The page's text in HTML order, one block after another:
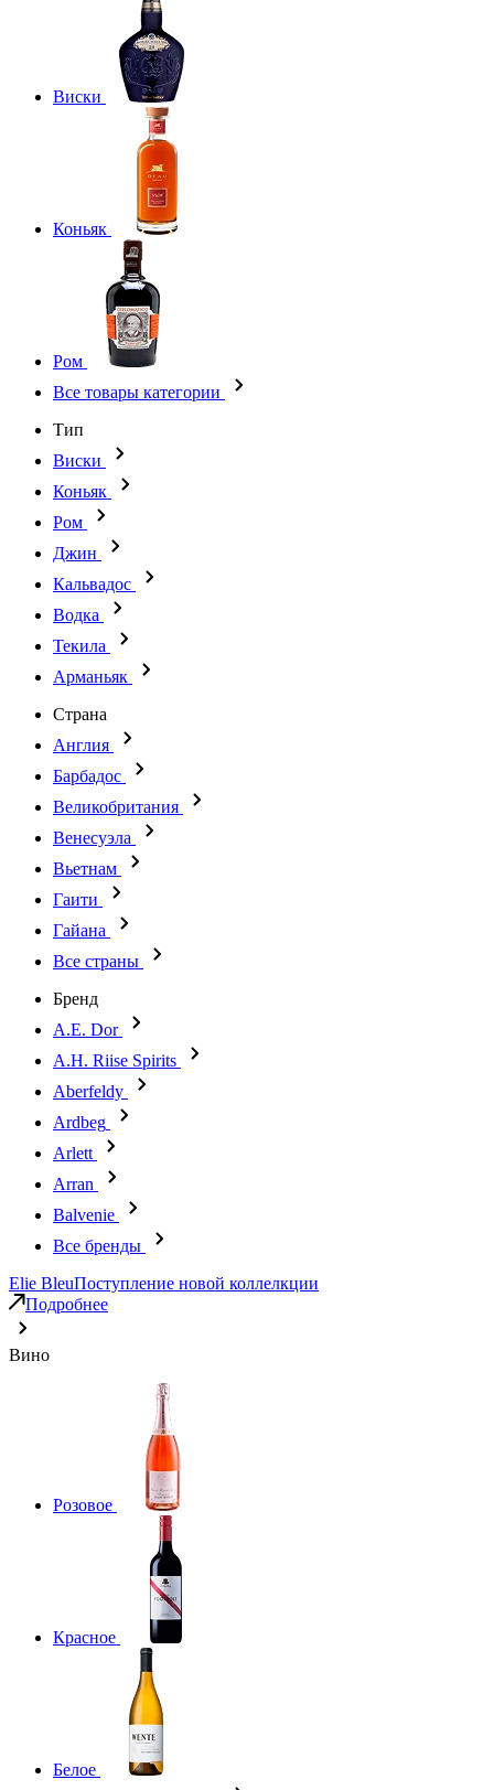
Виски
Коньяк
Ром
Все товары категории
Тип
Виски
Коньяк
Ром
Джин
Кальвадос
Водка
Текила
Арманьяк
Страна
Англия
Барбадос
Великобритания
Венесуэла
Вьетнам
Гаити
Гайана
Все страны
Бренд
A.E. Dor
A.H. Riise Spirits
Aberfeldy
Ardbeg
Arlett
Arran
Balvenie
Все бренды
Elie BleuПоступление новой коллелкции
Подробнее
Вино
Розовое
Красное
Белое